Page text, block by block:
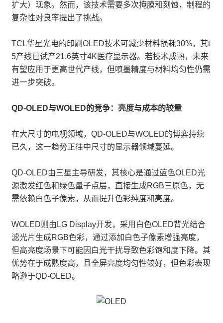
扩大）现象。然而，该技术需要多次掩膜和刻蚀，制程的
复杂性对良率提出了挑战。
TCL华星光电的印刷OLED技术可减少材料损耗30%，其t
5产线已试产21.6英寸4K医疗显示器。若技术成熟，未来
有望应用于更高世代产线，但喷墨精度与材料均匀性仍需
进一步突破。
QD-OLED与WOLED的竞争：亮度与成本的较量
在大尺寸的电视领域，QD-OLED与WOLED的博弈持续
已久，这一趋势正往中尺寸的显示器领域蔓延。
QD-OLED由三星主导研发，其核心是通过蓝色OLED光
源激发红色和绿色量子点层，直接生成RGB三原色，无
需依赖白色子像素，从而提升色彩纯度和亮度。
WOLED则由LG Display开发，采用白色OLED背光结合
滤光片生成RGB色彩，通过添加白色子像素增强亮度，
但高亮度场景下可能因白光干扰导致色彩饱和度下降。其
优势在于成熟度高，且全屏亮度均匀性较好，但色彩表现
略逊于QD-OLED。